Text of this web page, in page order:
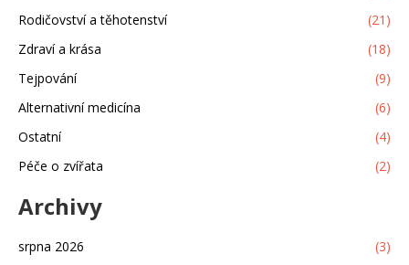
Rodičovství a těhotenství
(21)
Zdraví a krása
(18)
Tejpování
(9)
Alternativní medicína
(6)
Ostatní
(4)
Péče o zvířata
(2)
Archivy
srpna 2026
(3)